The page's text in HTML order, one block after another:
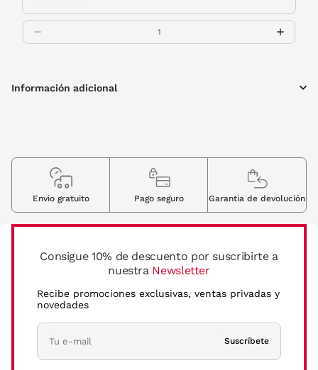
Información adicional
Consigue 10% de descuento por suscribirte a
nuestra Newsletter
Recibe promociones exclusivas, ventas privadas y
novedades
Suscríbete
Envio gratuito Pago seguro Garantia de devolución